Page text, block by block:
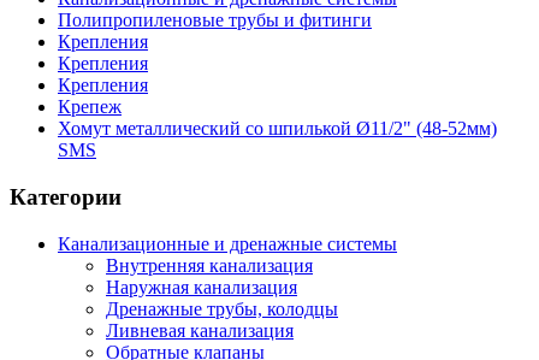
Полипропиленовые трубы и фитинги
Крепления
Крепления
Крепления
Крепеж
Хомут металлический со шпилькой Ø11/2" (48-52мм)
SMS
Категории
Канализационные и дренажные системы
Внутренняя канализация
Наружная канализация
Дренажные трубы, колодцы
Ливневая канализация
Обратные клапаны